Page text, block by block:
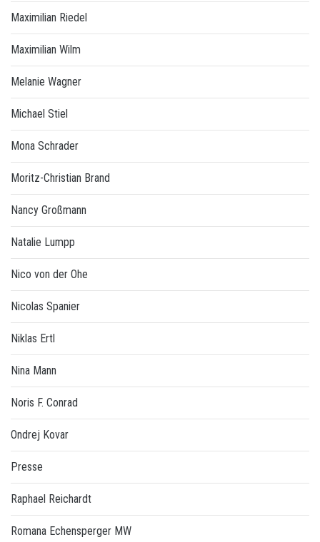
Maximilian Riedel
Maximilian Wilm
Melanie Wagner
Michael Stiel
Mona Schrader
Moritz-Christian Brand
Nancy Großmann
Natalie Lumpp
Nico von der Ohe
Nicolas Spanier
Niklas Ertl
Nina Mann
Noris F. Conrad
Ondrej Kovar
Presse
Raphael Reichardt
Romana Echensperger MW